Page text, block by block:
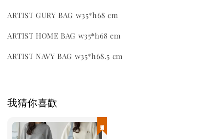
ARTIST GURY BAG w35*h68 cm
ARTIST HOME BAG w35*h68 cm
ARTIST NAVY BAG w35*h68.5 cm
我猜你喜歡